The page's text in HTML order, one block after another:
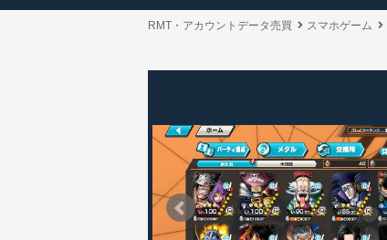
RMT・アカウントデータ売買 スマホゲーム